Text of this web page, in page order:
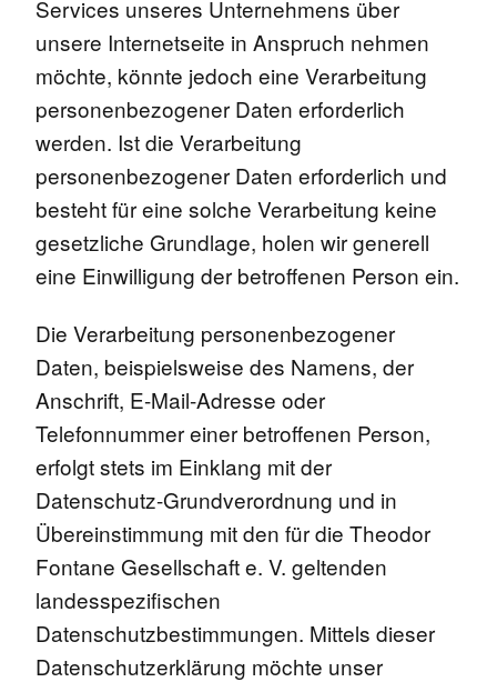
Services unseres Unternehmens über
unsere Internetseite in Anspruch nehmen
möchte, könnte jedoch eine Verarbeitung
personenbezogener Daten erforderlich
werden. Ist die Verarbeitung
personenbezogener Daten erforderlich und
besteht für eine solche Verarbeitung keine
gesetzliche Grundlage, holen wir generell
eine Einwilligung der betroffenen Person ein.
Die Verarbeitung personenbezogener
Daten, beispielsweise des Namens, der
Anschrift, E-Mail-Adresse oder
Telefonnummer einer betroffenen Person,
erfolgt stets im Einklang mit der
Datenschutz-Grundverordnung und in
Übereinstimmung mit den für die Theodor
Fontane Gesellschaft e. V. geltenden
landesspezifischen
Datenschutzbestimmungen. Mittels dieser
Datenschutzerklärung möchte unser